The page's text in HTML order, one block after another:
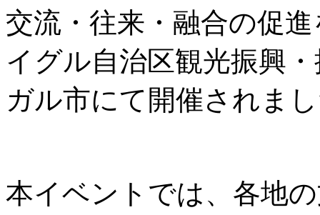
交流・往来・融合の促
イグル自治区観光振興
ガル市にて開催されま
本イベントでは、各地